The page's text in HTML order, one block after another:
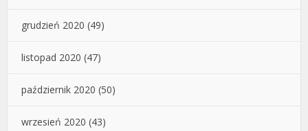
grudzień 2020 (49)
listopad 2020 (47)
październik 2020 (50)
wrzesień 2020 (43)